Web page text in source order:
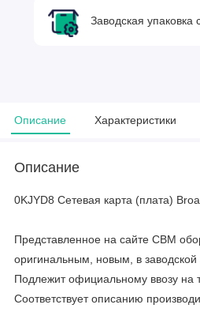
Заводская упаковка
Описание Характеристики
Описание
0KJYD8 Сетевая карта (плата)
Представленное на сайте CBM
оригинальным, новым, в заводской
Подлежит официальному ввозу на
Соответствует описанию